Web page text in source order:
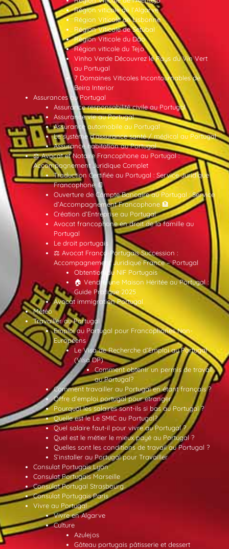
Région viticole de l’Algarve
Région Viticole de Lisbonne
Région Viticole de Setúbal
Région Viticole du Dão
Région viticole du Tejo
Vinho Verde Découvrez le Pays du Vin Vert
au Portugal
7 Domaines Viticoles Incontournables de
Beira Interior
Assurances au Portugal
Assurance responsabilité civile au Portugal
Assurance vie au Portugal
Assurance automobile au Portugal
Le système d’assurance santé / médical au Portugal
Assurance habitation au Portugal
⚖️ Avocat et Notaire Francophone au Portugal :
Accompagnement Juridique Complet
Traduction Certifiée au Portugal : Service Juridique
Francophone 📄
Ouverture de Compte Bancaire au Portugal : Service
d’Accompagnement Francophone 🏦
Création d’Entreprise au Portugal
Avocat francophone en droit de la famille au
Portugal
Le droit portugais
⚖️ Avocat Franco-Portugais Succession :
Accompagnement Juridique France – Portugal
Obtention du NIF Portugais
🏠 Vendre une Maison Héritée au Portugal :
Guide Pratique 2025
Avocat immigration Portugal
Météo
Travailler au Portugal
Emploi au Portugal pour Francophones Non-
Européens
Le Visa de Recherche d’Emploi au Portugal
(Visa DP)
Comment obtenir un permis de travail
au Portugal?
Comment travailler au Portugal en étant français ?
Offre d’emploi portugal pour etranger
Pourquoi les salaires sont-ils si bas au Portugal ?
Quelle est le Le SMIC au Portugal?
Quel salaire faut-il pour vivre au Portugal ?
Quel est le métier le mieux payé au Portugal ?
Quelles sont les conditions de travail au Portugal ?
S’installer au Portugal pour Travailler
Consulat Portugais Lyon
Consulat Portugais Marseille
Consulat Portugal Strasbourg
Consulat Portugais Paris
Vivre au Portugal
Vivre en Algarve
Culture
Azulejos
Gâteau portugais pâtisserie et dessert